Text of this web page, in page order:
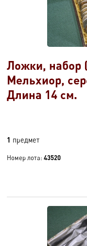
Ложки, набор
Мельхиор,
Длина 14 см.
1 предмет
Номер лота: 43520